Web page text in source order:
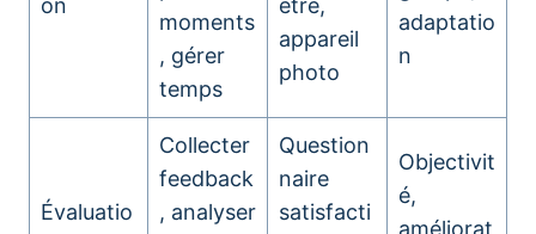
on
moments
, gérer
temps
ètre,
appareil
photo
adaptatio
n
Évaluatio
Collecter
feedback
, analyser
Question
naire
satisfacti
Objectivit
é,
améliorat